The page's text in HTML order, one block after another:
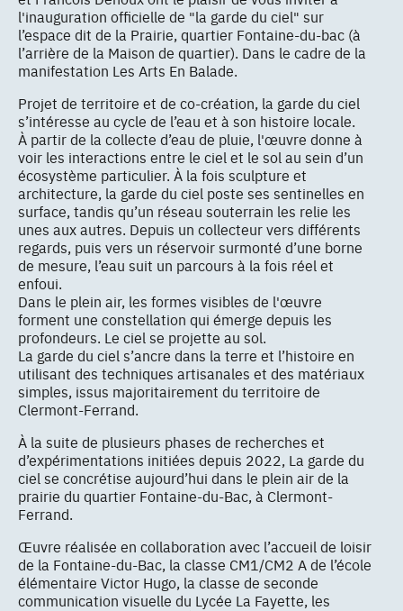
l'inauguration officielle de "la garde du ciel" sur
l’espace dit de la Prairie, quartier Fontaine-du-bac (à
l’arrière de la Maison de quartier). Dans le cadre de la
manifestation Les Arts En Balade.
Projet de territoire et de co-création, la garde du ciel
s’intéresse au cycle de l’eau et à son histoire locale.
À partir de la collecte d’eau de pluie, l'œuvre donne à
voir les interactions entre le ciel et le sol au sein d’un
écosystème particulier. À la fois sculpture et
architecture, la garde du ciel poste ses sentinelles en
surface, tandis qu’un réseau souterrain les relie les
unes aux autres. Depuis un collecteur vers différents
regards, puis vers un réservoir surmonté d’une borne
de mesure, l’eau suit un parcours à la fois réel et
enfoui.
Dans le plein air, les formes visibles de l'œuvre
forment une constellation qui émerge depuis les
profondeurs. Le ciel se projette au sol.
La garde du ciel s’ancre dans la terre et l’histoire en
utilisant des techniques artisanales et des matériaux
simples, issus majoritairement du territoire de
Clermont-Ferrand.
À la suite de plusieurs phases de recherches et
d’expérimentations initiées depuis 2022, La garde du
ciel se concrétise aujourd’hui dans le plein air de la
prairie du quartier Fontaine-du-Bac, à Clermont-
Ferrand.
Œuvre réalisée en collaboration avec l’accueil de loisir
de la Fontaine-du-Bac, la classe CM1/CM2 A de l’école
élémentaire Victor Hugo, la classe de seconde
communication visuelle du Lycée La Fayette, les